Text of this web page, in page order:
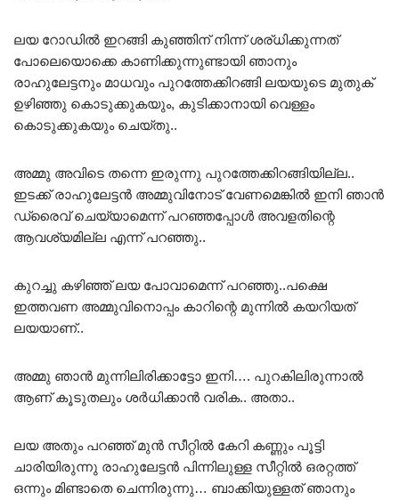
ലയ റോഡിൽ ഇറങ്ങി കുഞ്ഞിന് നിന്ന് ശര്ധിക്കുന്നത്
പോലെയൊക്കെ കാണിക്കുന്നുണ്ടായി ഞാനും
രാഹുലേട്ടനും മാധവും പുറത്തേക്കിറങ്ങി ലയയുടെ മുതുക്
ഉഴിഞ്ഞു കൊടുക്കുകയും, കുടിക്കാനായി വെള്ളം
കൊടുക്കുകയും ചെയ്തു..
അമ്മു അവിടെ തന്നെ ഇരുന്നു പുറത്തേക്കിറങ്ങിയില്ല..
ഇടക്ക് രാഹുലേട്ടൻ അമ്മുവിനോട് വേണമെങ്കിൽ ഇനി ഞാൻ
ഡ്രൈവ് ചെയ്യാമെന്ന് പറഞ്ഞപ്പോൾ അവളതിന്റെ
ആവശ്യമില്ല എന്ന് പറഞ്ഞു..
കുറച്ചു കഴിഞ്ഞ് ലയ പോവാമെന്ന് പറഞ്ഞു..പക്ഷെ
ഇത്തവണ അമ്മുവിനൊപ്പം കാറിന്റെ മുന്നിൽ കയറിയത്
ലയയാണ്..
അമ്മു ഞാൻ മുന്നിലിരിക്കാട്ടോ ഇനി…. പുറകിലിരുന്നാൽ
ആണ് കൂടുതലും ശർധിക്കാൻ വരിക.. അതാ..
ലയ അതും പറഞ്ഞ് മുൻ സീറ്റിൽ കേറി കണ്ണും പൂട്ടി
ചാരിയിരുന്നു രാഹുലേട്ടൻ പിന്നിലുള്ള സീറ്റിൽ ഒരറ്റത്ത്
ഒന്നും മിണ്ടാതെ ചെന്നിരുന്നു… ബാക്കിയുള്ളത് ഞാനും